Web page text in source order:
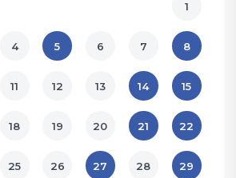
1
4 5 6 7 8
11 12 13 14 15
18 19 20 21 22
25 26 27 28 29